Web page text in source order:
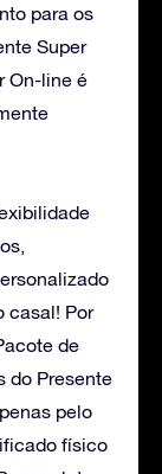
para os
Super
On-line é
casal! Por
de
do Presente
pelo
físico